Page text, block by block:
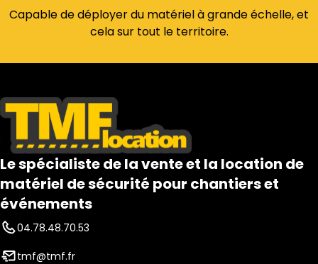
Capable de déployer du matériel à grande échelle, et
cela sur tout le territoire.
Le spécialiste de la vente et la location de
matériel de sécurité pour chantiers et
événements
04.78.48.70.53
tmf@tmf.fr